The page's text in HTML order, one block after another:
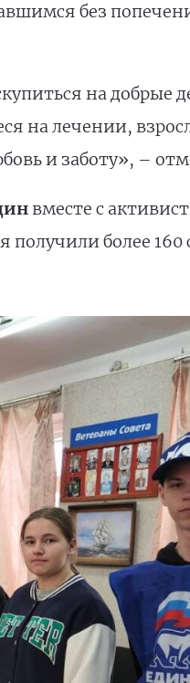
без
на добрые
на лечении,
и заботу», –
вместе с
более 160